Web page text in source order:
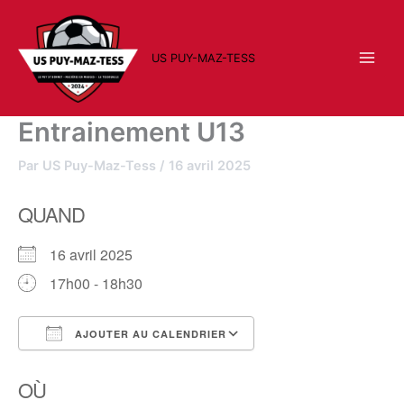
contenu
US PUY-MAZ-TESS
Entrainement U13
Par US Puy-Maz-Tess / 16 avril 2025
QUAND
16 avril 2025
17h00 - 18h30
AJOUTER AU CALENDRIER
OÙ